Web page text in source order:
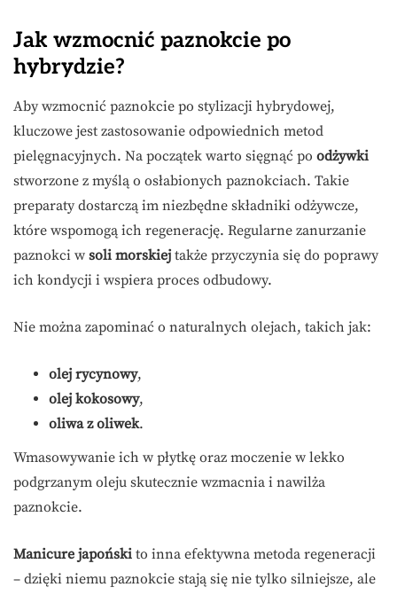
Jak wzmocnić paznokcie po
hybrydzie?
Aby wzmocnić paznokcie po stylizacji hybrydowej,
kluczowe jest zastosowanie odpowiednich metod
pielęgnacyjnych. Na początek warto sięgnąć po odżywki
stworzone z myślą o osłabionych paznokciach. Takie
preparaty dostarczą im niezbędne składniki odżywcze,
które wspomogą ich regenerację. Regularne zanurzanie
paznokci w soli morskiej także przyczynia się do poprawy
ich kondycji i wspiera proces odbudowy.
Nie można zapominać o naturalnych olejach, takich jak:
olej rycynowy,
olej kokosowy,
oliwa z oliwek.
Wmasowywanie ich w płytkę oraz moczenie w lekko
podgrzanym oleju skutecznie wzmacnia i nawilża
paznokcie.
Manicure japoński to inna efektywna metoda regeneracji
– dzięki niemu paznokcie stają się nie tylko silniejsze, ale